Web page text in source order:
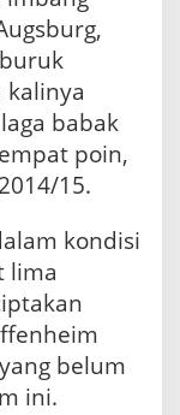
babak
poin,
15.
kondisi
lima
belum
ini.